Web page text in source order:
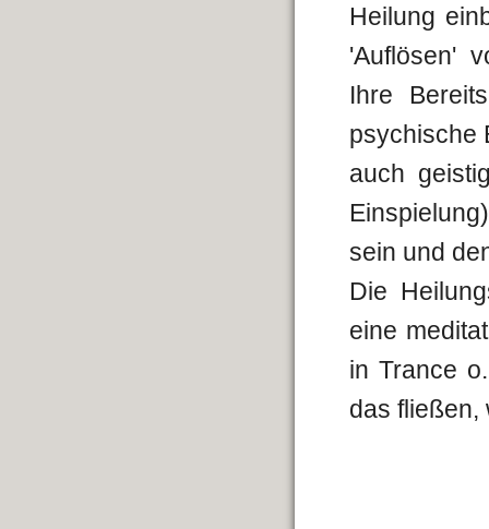
Heilung
'Auflösen'
Ihre
psychische
auch
sein und
Die
eine
in Trance
das